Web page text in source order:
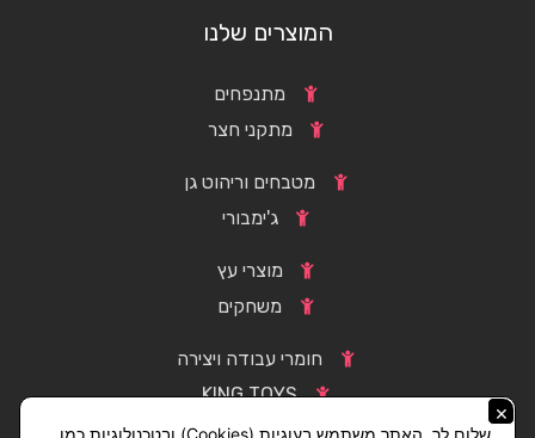
המוצרים שלנו
מתנפחים
מתקני חצר
מטבחים וריהוט גן
ג'ימבורי
מוצרי עץ
משחקים
חומרי עבודה ויצירה
KING TOYS
×
שלום לך, האתר משתמש בעוגיות (Cookies) ובטכנולוגיות כמו